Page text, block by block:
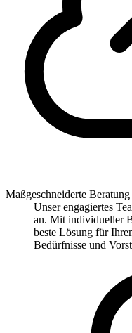
Maßgeschneiderte Beratung
Unser engagiertes
an. Mit individueller
beste Lösung für
Bedürfnisse und